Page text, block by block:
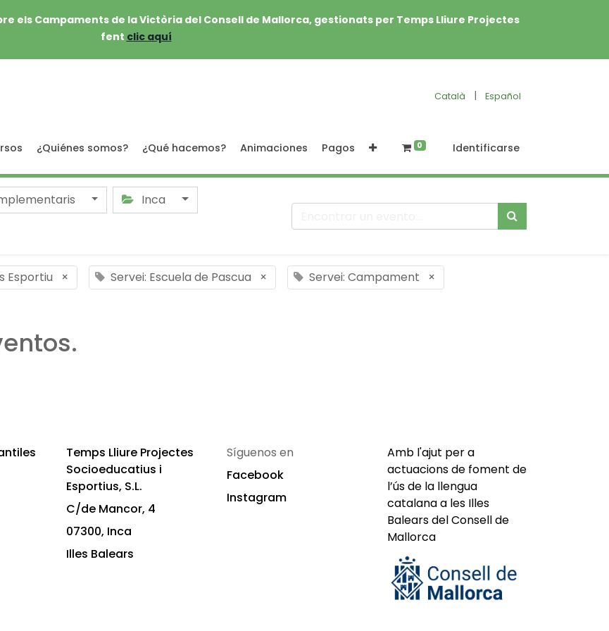
els Campaments de la Victòria del Consell de Mallorca, gestionats per Temps Lliure Projectes
fent clic aquí
Català | Español
¿Quiénes somos? ¿Qué hacemos? Animaciones Pagos 0 Identificarse
Inca
Esportiu × Servei: Escuela de Pascua × Servei: Campament ×
Temps Lliure Projectes
Socioeducatius i
Esportius, S.L.
C/de Mancor, 4
07300, Inca
Illes Balears
Síguenos en
Facebook
Instagram
Amb l'ajut per a
actuacions de foment de
l’ús de la llengua
catalana a les Illes
Balears del Consell de
Mallorca